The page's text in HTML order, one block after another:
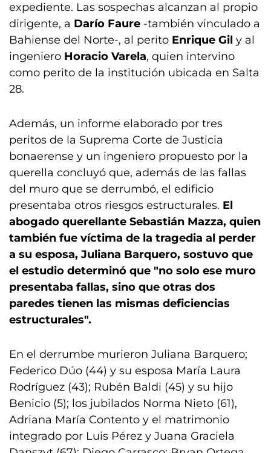
expediente. Las sospechas alcanzan al propio
dirigente, a Darío Faure -también vinculado a
Bahiense del Norte-, al perito Enrique Gil y al
ingeniero Horacio Varela, quien intervino
como perito de la institución ubicada en Salta
28.
Además, un informe elaborado por tres
peritos de la Suprema Corte de Justicia
bonaerense y un ingeniero propuesto por la
querella concluyó que, además de las fallas
del muro que se derrumbó, el edificio
presentaba otros riesgos estructurales. El
abogado querellante Sebastián Mazza, quien
también fue víctima de la tragedia al perder
a su esposa, Juliana Barquero, sostuvo que
el estudio determinó que "no solo ese muro
presentaba fallas, sino que otras dos
paredes tienen las mismas deficiencias
estructurales".
En el derrumbe murieron Juliana Barquero;
Federico Dúo (44) y su esposa María Laura
Rodríguez (43); Rubén Baldi (45) y su hijo
Benicio (5); los jubilados Norma Nieto (61),
Adriana María Contento y el matrimonio
integrado por Luis Pérez y Juana Graciela